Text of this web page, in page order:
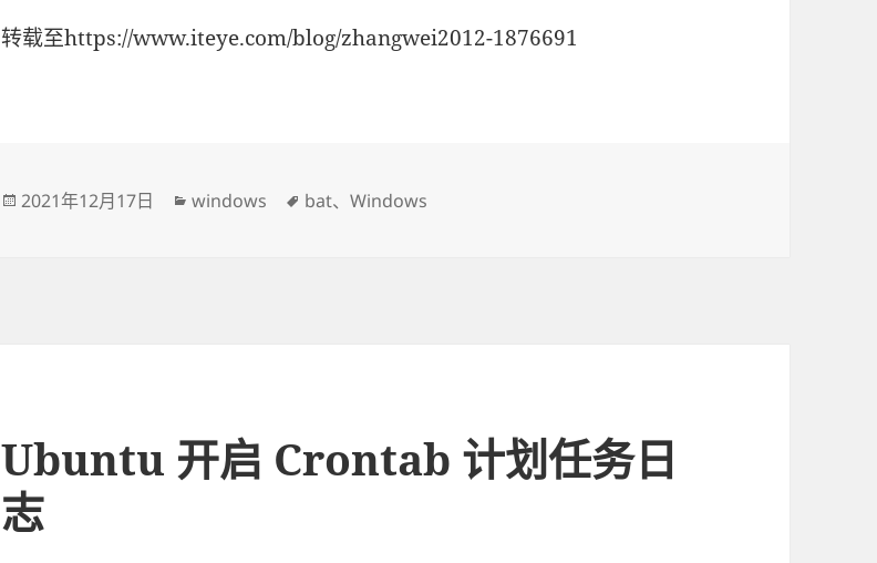
转载至https://www.iteye.com/blog/zhangwei2012-1876691
发
2021年12月17日
分
windows
标
bat、Windows
Ubuntu 开启 Crontab 计划任务日
志